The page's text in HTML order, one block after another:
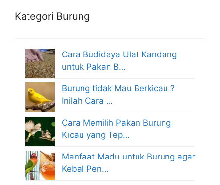
Kategori Burung
Cara Budidaya Ulat Kandang
untuk Pakan B…
Burung tidak Mau Berkicau ?
Inilah Cara …
Cara Memilih Pakan Burung
Kicau yang Tep…
Manfaat Madu untuk Burung agar
Kebal Pen…